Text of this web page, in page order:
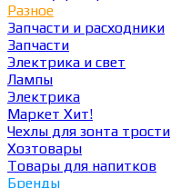
Разное
Запчасти и расходники
Запчасти
Электрика и свет
Лампы
Электрика
Маркет Хит!
Чехлы для зонта трости
Хозтовары
Товары для напитков
Бренды